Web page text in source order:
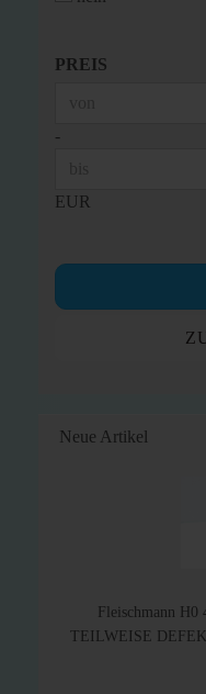
PREIS
PREIS
-
EUR
Neue Artikel
Fleischmann
TEILWEISE